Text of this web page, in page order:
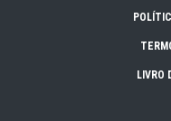
LIVRO